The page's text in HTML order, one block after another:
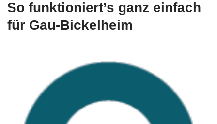
So funktioniert’s ganz einfach
für Gau-Bickelheim